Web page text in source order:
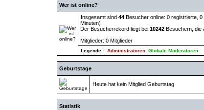
Wer ist online?
Insgesamt sind 44 Besucher online: 0 registrierte,
Minuten)
Der Besucherrekord liegt bei 10242 Besuchern, die
Mitglieder: 0 Mitglieder
Legende :: Administratoren Globale Moderatoren
Geburtstage
Heute hat kein Mitglied Geburtstag
Statistik